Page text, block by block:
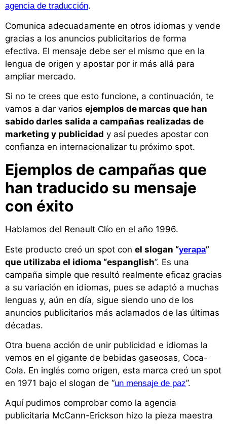
agencia de traducción.
Comunica adecuadamente en otros idiomas y vende
gracias a los anuncios publicitarios de forma
efectiva. El mensaje debe ser el mismo que en la
lengua de origen y apostar por ir más allá para
ampliar mercado.
Si no te crees que esto funcione, a continuación, te
vamos a dar varios ejemplos de marcas que han
sabido darles salida a campañas realizadas de
marketing y publicidad y así puedes apostar con
confianza en internacionalizar tu próximo spot.
Ejemplos de campañas que
han traducido su mensaje
con éxito
Hablamos del Renault Clío en el año 1996.
Este producto creó un spot con el slogan “yerapa”
que utilizaba el idioma “espanglish”. Es una
campaña simple que resultó realmente eficaz gracias
a su variación en idiomas, pues se adaptó a muchas
lenguas y, aún en día, sigue siendo uno de los
anuncios publicitarios más aclamados de las últimas
décadas.
Otra buena acción de unir publicidad e idiomas la
vemos en el gigante de bebidas gaseosas, Coca-
Cola. En inglés como origen, esta marca creó un spot
en 1971 bajo el slogan de “un mensaje de paz”.
Aquí pudimos comprobar como la agencia
publicitaria McCann-Erickson hizo la pieza maestra